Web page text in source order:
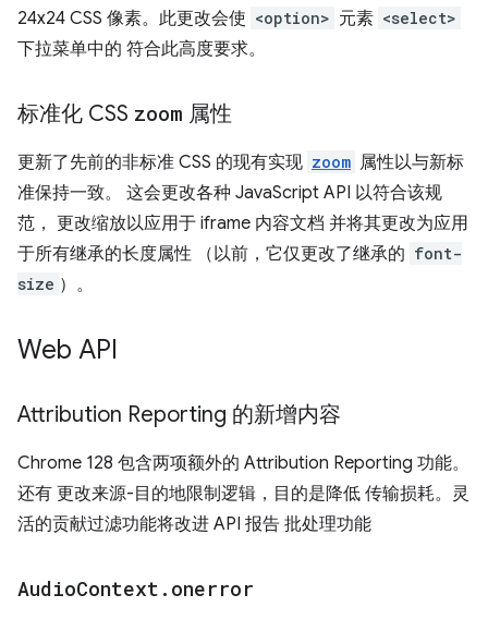
24x24 CSS 像素。此更改会使 <option> 元素 <select>
下拉菜单中的 符合此高度要求。
标准化 CSS zoom 属性
更新了先前的非标准 CSS 的现有实现 zoom 属性以与新标
准保持一致。 这会更改各种 JavaScript API 以符合该规
范， 更改缩放以应用于 iframe 内容文档 并将其更改为应用
于所有继承的长度属性 （以前，它仅更改了继承的 font-
size ）。
Web API
Attribution Reporting 的新增内容
Chrome 128 包含两项额外的 Attribution Reporting 功能。
还有 更改来源-目的地限制逻辑，目的是降低 传输损耗。灵
活的贡献过滤功能将改进 API 报告 批处理功能
AudioContext . onerror